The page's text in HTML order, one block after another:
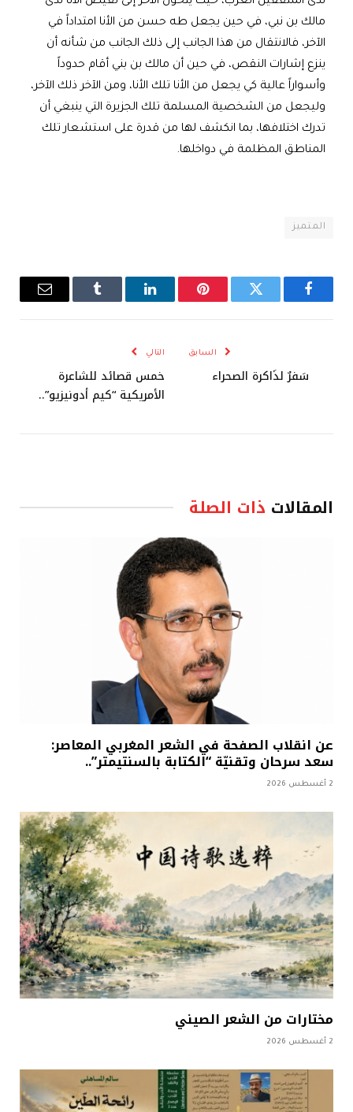
مالك بن نبي، في حين يجعل طه حسن من الأنا امتداداً في
الآخر، فالانتقال من هذا الجانب إلى ذلك الجانب من شأنه أن
ينزع إشارات النقص، في حين أن مالك بن بني أقام حدوداً
وأسواراً عالية كي يجعل من الأنا تلك الأنا، ومن الآخر ذلك الآخر،
وليجعل من الشخصية المسلمة تلك الجزيرة التي ينبغي أن
تدرك اختلافها، بما انكشف لها من قدرة على استشعار تلك
المناطق المظلمة في دواخلها.
المتميز
فيسبوك تويتر بينتيريستلينكدإن Tumblr
البريد
السابق
سَفرٌ لذَاكرة الصحراء
التالي
خمس قصائد للشاعرة
الأمريكية “كيم أدونيزيو”..
المقالات ذات الصلة
عن انقلاب الصفحة في الشعر المغربي المعاصر:
سعد سرحان وتقنيّة “الكتابة بالسنتيمتر”..
2 أغسطس 2026
مختارات من الشعر الصيني
2 أغسطس 2026